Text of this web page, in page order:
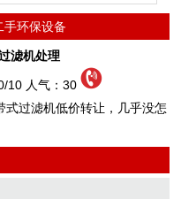
手环保设备
滤机处理
10 人气：30
式过滤机低价转让，几乎没怎